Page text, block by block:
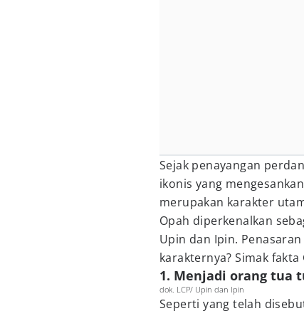
Sejak penayangan
ikonis yang
merupakan karakter
Opah diperkenalkan
Upin dan Ipin.
karakternya? Simak fakta
1. Menjadi orang tua
dok. LCP/ Upin dan Ipin
Seperti yang telah